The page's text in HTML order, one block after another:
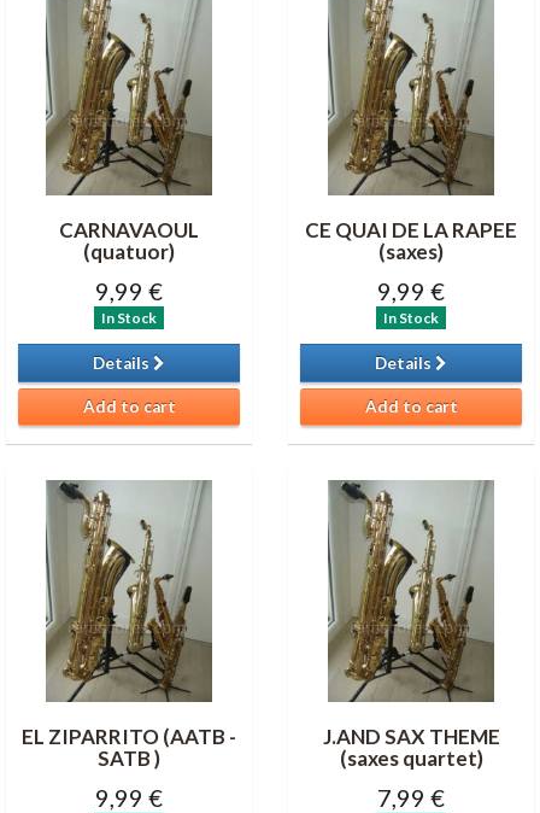
CARNAVAOUL
(quatuor)
9,99 €
In Stock
Details
Add to cart
CE QUAI DE LA RAPEE
(saxes)
9,99 €
In Stock
Details
Add to cart
EL ZIPARRITO (AATB -
SATB )
9,99 €
J.AND SAX THEME
(saxes quartet)
7,99 €